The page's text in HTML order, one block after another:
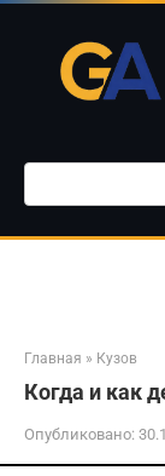
Перейти
контенту
Поиск:
Главная » Кузов
Когда и как
Опубликовано: